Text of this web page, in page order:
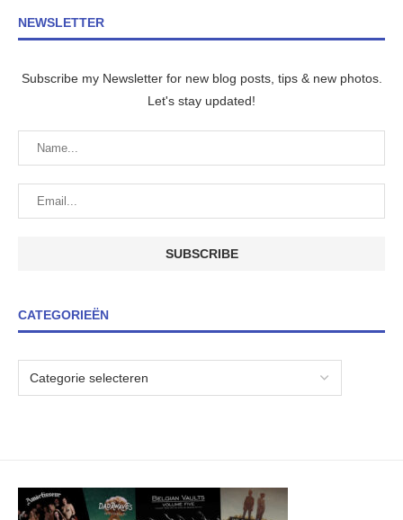
NEWSLETTER
Subscribe my Newsletter for new blog posts, tips & new photos.
Let's stay updated!
CATEGORIEËN